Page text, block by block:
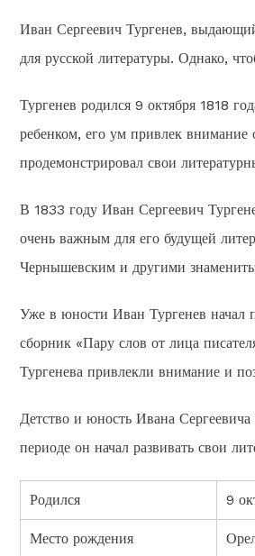
Иван Сергеевич Тургенев,
для русской литературы. Однако,
Тургенев родился 9 октября 1818
ребенком, его ум привлек
продемонстрировал свои
В 1833 году Иван Сергеевич
очень важным для его будущей
Чернышевским и другими
Уже в юности Иван Тургенев начал
сборник «Пару слов от лица
Тургенева привлекли внимание и
Детство и юность Ивана
периоде он начал развивать свои
Родился 9
Место рождения